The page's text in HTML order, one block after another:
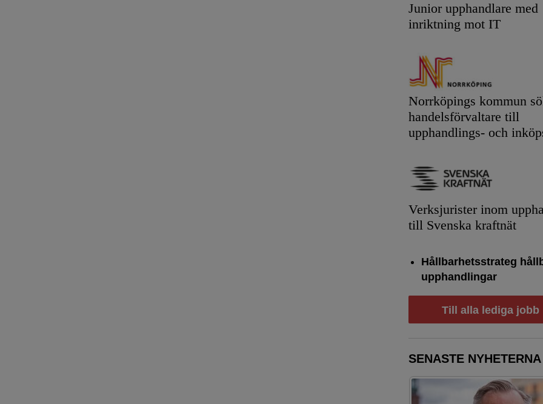
Junior upphandlare med
inriktning mot IT
Norrköpings kommun
handelsförvaltare till
upphandlings- och
Verksjurister inom
till Svenska kraftnät
Hållbarhetsstrateg
upphandlingar
Till alla lediga jobb
SENASTE NYHETERNA